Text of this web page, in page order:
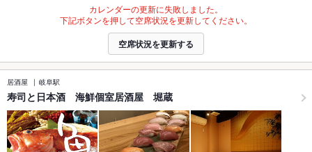
カレンダーの更新に失敗しました。
下記ボタンを押して空席状況を更新してください。
空席状況を更新する
居酒屋 岐阜駅
寿司と日本酒 海鮮個室居酒屋 堀蔵